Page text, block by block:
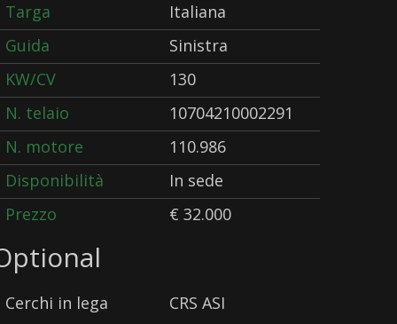
Targa
Italiana
Guida
Sinistra
KW/CV
130
N. telaio
10704210002291
N. motore
110.986
Disponibilità
In sede
Prezzo
€ 32.000
Cerchi in lega CRS ASI